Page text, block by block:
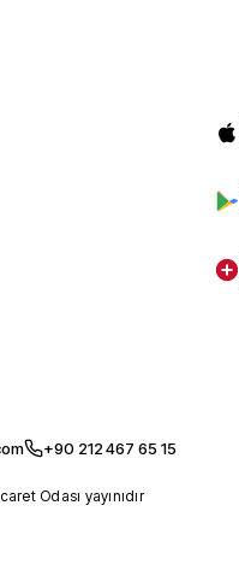
+90 212 467 65 15
Odası yayınıdır